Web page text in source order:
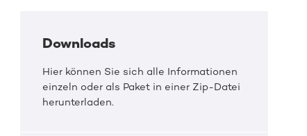
DKMS Pressefoto
Downloads
Hier können Sie sich alle Informationen
einzeln oder als Paket in einer Zip-Datei
herunterladen.